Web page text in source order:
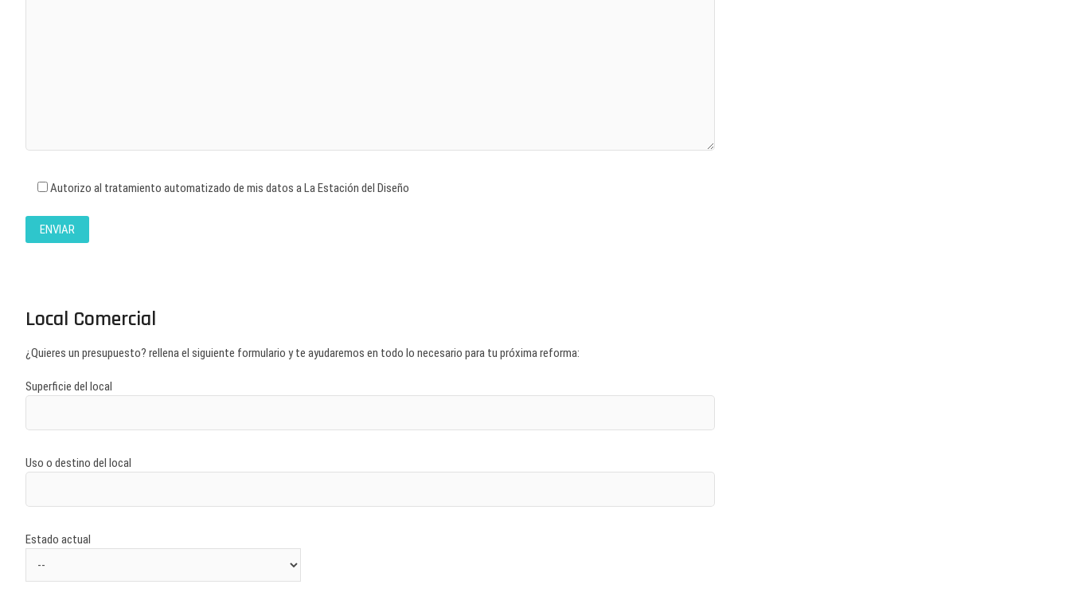
Autorizo al tratamiento automatizado de mis datos a La Estación del Diseño
Local Comercial
¿Quieres un presupuesto? rellena el siguiente formulario y te ayudaremos en todo lo necesario para tu próxima reforma:
Superficie del local
Uso o destino del local
Estado actual